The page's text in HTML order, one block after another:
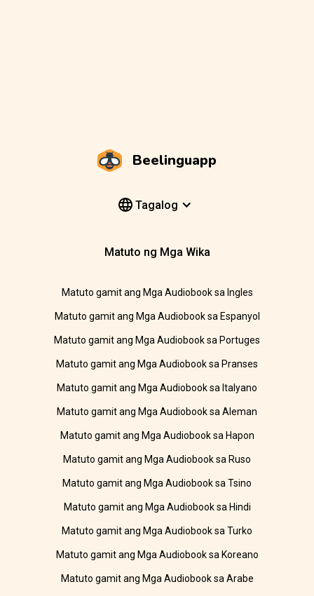
Beelinguapp
Tagalog
Matuto ng Mga Wika
Matuto gamit ang Mga Audiobook sa Ingles
Matuto gamit ang Mga Audiobook sa Espanyol
Matuto gamit ang Mga Audiobook sa Portuges
Matuto gamit ang Mga Audiobook sa Pranses
Matuto gamit ang Mga Audiobook sa Italyano
Matuto gamit ang Mga Audiobook sa Aleman
Matuto gamit ang Mga Audiobook sa Hapon
Matuto gamit ang Mga Audiobook sa Ruso
Matuto gamit ang Mga Audiobook sa Tsino
Matuto gamit ang Mga Audiobook sa Hindi
Matuto gamit ang Mga Audiobook sa Turko
Matuto gamit ang Mga Audiobook sa Koreano
Matuto gamit ang Mga Audiobook sa Arabe